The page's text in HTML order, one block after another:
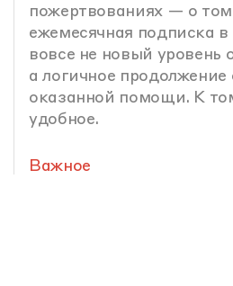
пожертвованиях — о
ежемесячная подписка в
вовсе не новый уровень
а логичное
оказанной помощи. К
удобное.
Важное